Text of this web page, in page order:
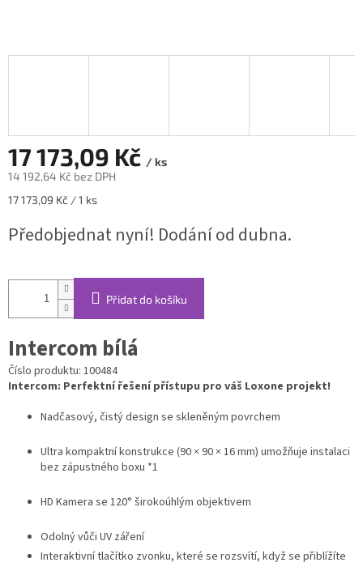
17 173,09 Kč / ks
14 192,64 Kč bez DPH
Měrná
17 173,09 Kč / 1 ks
Předobjednat nyní! Dodání od dubna.
Přidat do košíku
Intercom bílá
Číslo produktu: 100484
Intercom: Perfektní řešení přístupu pro váš Loxone projekt!
Nadčasový, čistý design se skleněným povrchem
Ultra kompaktní konstrukce (90 × 90 × 16 mm) umožňuje instalaci
bez zápustného boxu *1
HD Kamera se 120° širokoúhlým objektivem
Odolný vůči UV záření
Interaktivní tlačítko zvonku, které se rozsvítí, když se přiblížíte